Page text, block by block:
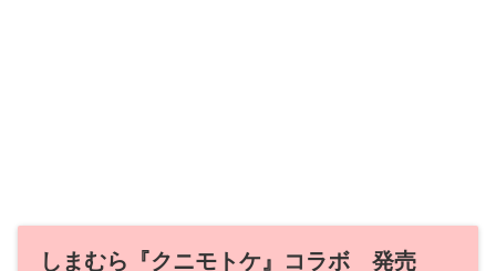
しまむら『クニモトケ』コラボ 発売